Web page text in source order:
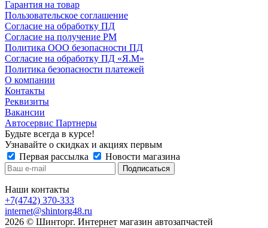
Гарантия на товар
Пользовательское соглашение
Согласие на обработку ПД
Согласие на получение РМ
Политика ООО безопасности ПД
Согласие на обработку ПД «Я.М»
Политика безопасности платежей
О компании
Контакты
Реквизиты
Вакансии
Автосервис Партнеры
Будьте всегда в курсе!
Узнавайте о скидках и акциях первым
Первая рассылка
Новости магазина
Наши контакты
+7(4742) 370-333
internet@shintorg48.ru
2026 © Шинторг. Интернет магазин автозапчастей